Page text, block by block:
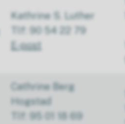
Kathrine S. Luther
Tlf: 90 54 22 79
E-post
Cathrine Berg
Hogstad
Tlf: 95 01 18 69